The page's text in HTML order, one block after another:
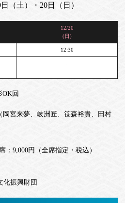
（土）・20日（日）
12/20
(日)
12:30
-
回
岡宮来夢、岐洲匠、笹森裕貴、田村
9,000円（全席指定・税込）
化振興財団